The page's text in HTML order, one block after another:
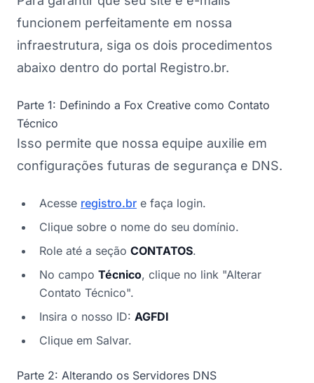
funcionem perfeitamente em nossa
infraestrutura, siga os dois procedimentos
abaixo dentro do portal Registro.br.
Parte 1: Definindo a Fox Creative como Contato
Técnico
Isso permite que nossa equipe auxilie em
configurações futuras de segurança e DNS.
Acesse registro.br e faça login.
Clique sobre o nome do seu domínio.
Role até a seção CONTATOS.
No campo Técnico, clique no link "Alterar
Contato Técnico".
Insira o nosso ID: AGFDI
Clique em Salvar.
Parte 2: Alterando os Servidores DNS